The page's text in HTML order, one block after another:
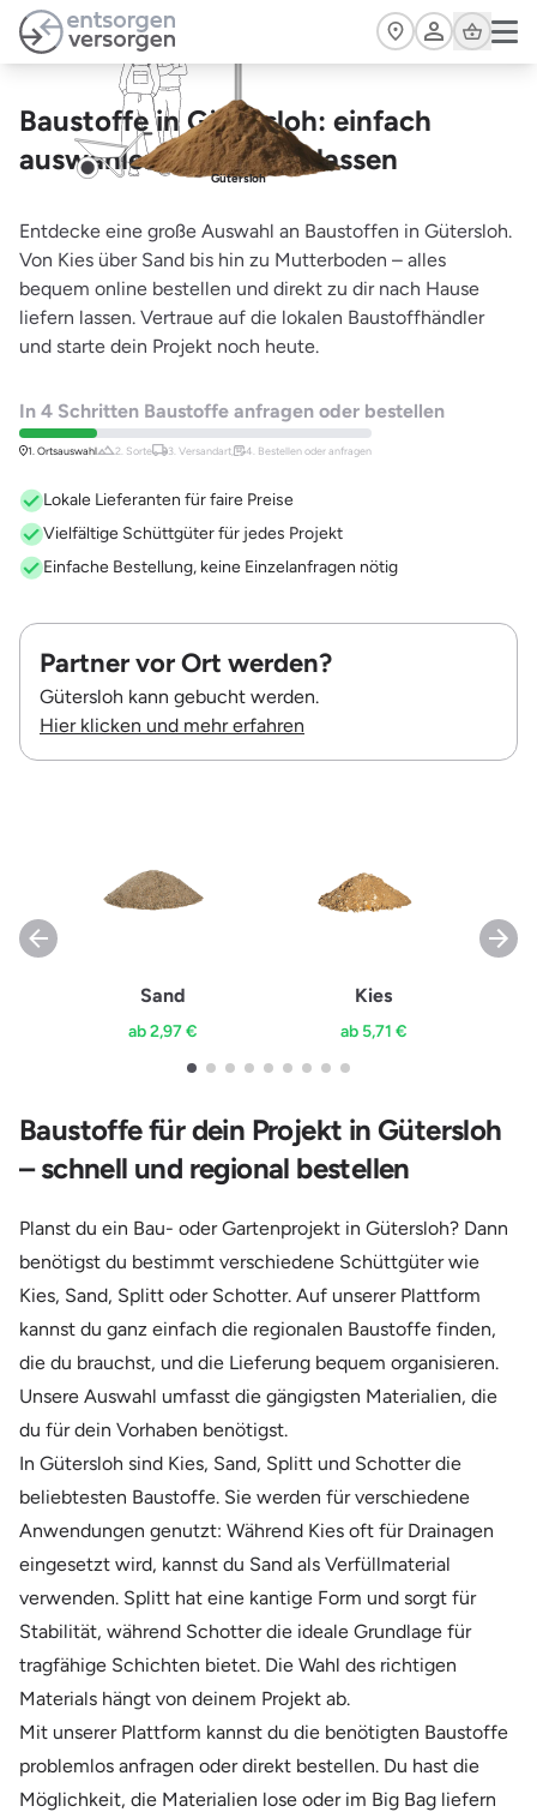
Zum Hauptinhalt springen
Cart
Baustoffe in Gütersloh: einfach
auswählen und liefern lassen
Gütersloh
Entdecke eine große Auswahl an Baustoffen in Gütersloh.
Von Kies über Sand bis hin zu Mutterboden – alles
bequem online bestellen und direkt zu dir nach Hause
liefern lassen. Vertraue auf die lokalen Baustoffhändler
und starte dein Projekt noch heute.
In 4 Schritten Baustoffe anfragen oder bestellen
1. Ortsauswahl 2. Sorte 3. Versandart, 4. Bestellen oder anfragen
Lokale Lieferanten für faire Preise
Vielfältige Schüttgüter für jedes Projekt
Einfache Bestellung, keine Einzelanfragen nötig
Partner vor Ort werden?
Gütersloh kann gebucht werden.
Hier klicken und mehr erfahren
Sand
ab 2,97 €
Kies
ab 5,71 €
Baustoffe für dein Projekt in Gütersloh
– schnell und regional bestellen
Planst du ein Bau- oder Gartenprojekt in Gütersloh? Dann
benötigst du bestimmt verschiedene Schüttgüter wie
Kies, Sand, Splitt oder Schotter. Auf unserer Plattform
kannst du ganz einfach die regionalen Baustoffe finden,
die du brauchst, und die Lieferung bequem organisieren.
Unsere Auswahl umfasst die gängigsten Materialien, die
du für dein Vorhaben benötigst.
In Gütersloh sind Kies, Sand, Splitt und Schotter die
beliebtesten Baustoffe. Sie werden für verschiedene
Anwendungen genutzt: Während Kies oft für Drainagen
eingesetzt wird, kannst du Sand als Verfüllmaterial
verwenden. Splitt hat eine kantige Form und sorgt für
Stabilität, während Schotter die ideale Grundlage für
tragfähige Schichten bietet. Die Wahl des richtigen
Materials hängt von deinem Projekt ab.
Mit unserer Plattform kannst du die benötigten Baustoffe
problemlos anfragen oder direkt bestellen. Du hast die
Möglichkeit, die Materialien lose oder im Big Bag liefern